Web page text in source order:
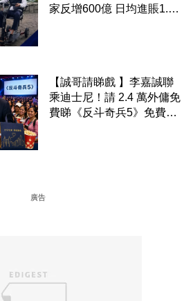
家反增600億 日均進賬1.67
【誠哥請睇戲 】李嘉誠聯
乘迪士尼！請 2.4 萬外傭免
費睇《反斗奇兵5》免費包
廣告